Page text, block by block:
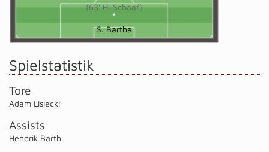
(63' H. Schaaf)
S. Bartha
Spielstatistik
Tore
Adam Lisiecki
Assists
Hendrik Barth